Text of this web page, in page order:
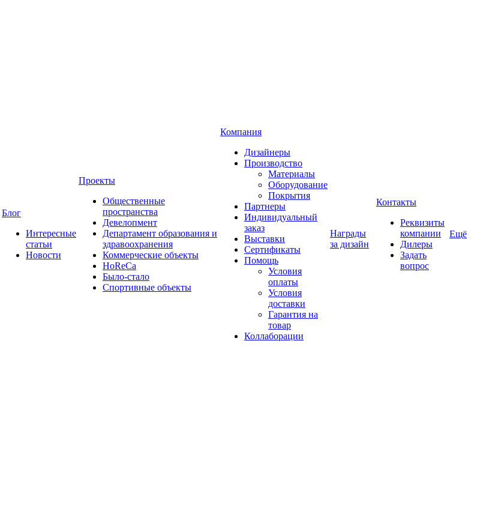
Блог
Интересные
статьи
Новости
Проекты
Общественные
пространства
Девелопмент
Департамент образования и
здравоохранения
Коммерческие объекты
HoReCa
Было-стало
Спортивные объекты
Компания
Дизайнеры
Производство
Материалы
Оборудование
Покрытия
Партнеры
Индивидуальный
заказ
Выставки
Сертификаты
Помощь
Условия
оплаты
Условия
доставки
Гарантия на
товар
Коллаборации
Награды
за дизайн
Контакты
Реквизиты
компании
Дилеры
Задать
вопрос
Ещё